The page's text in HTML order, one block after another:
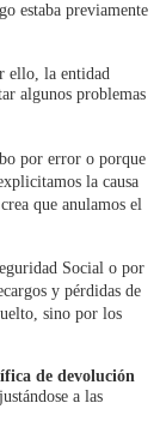
estaba previamente
ello, la entidad
algunos problemas
por error o porque
la causa
que anulamos el
Social o por
y pérdidas de
sino por los
de devolución
a las